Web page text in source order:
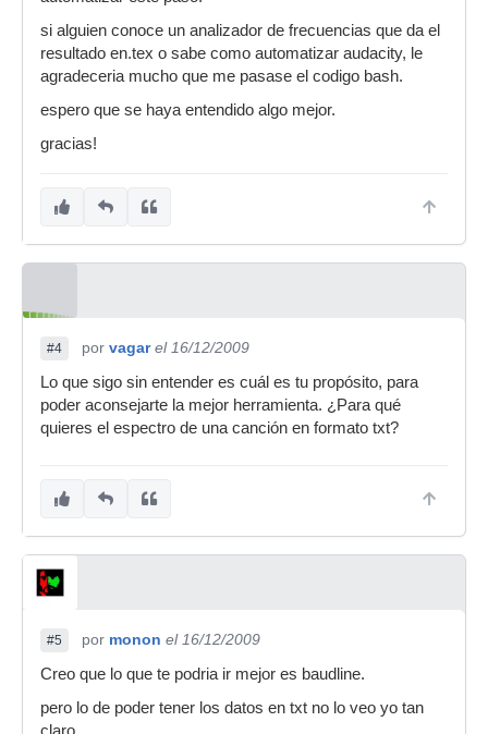
si alguien conoce un analizador de frecuencias que da el
resultado en.tex o sabe como automatizar audacity, le
agradeceria mucho que me pasase el codigo bash.
espero que se haya entendido algo mejor.
gracias!
#4 por vagar el 16/12/2009
Lo que sigo sin entender es cuál es tu propósito, para
poder aconsejarte la mejor herramienta. ¿Para qué
quieres el espectro de una canción en formato txt?
#5 por monon el 16/12/2009
Creo que lo que te podria ir mejor es baudline.
pero lo de poder tener los datos en txt no lo veo yo tan